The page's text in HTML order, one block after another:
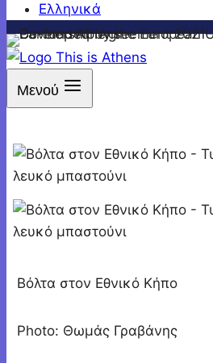
Ελληνικά
Μενού
Βόλτα στον Εθνικό Κήπο
Photo: Θωμάς Γραβάνης